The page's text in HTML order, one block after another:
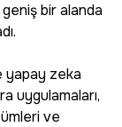
geniş bir alanda
yapay zeka
uygulamaları,
ve